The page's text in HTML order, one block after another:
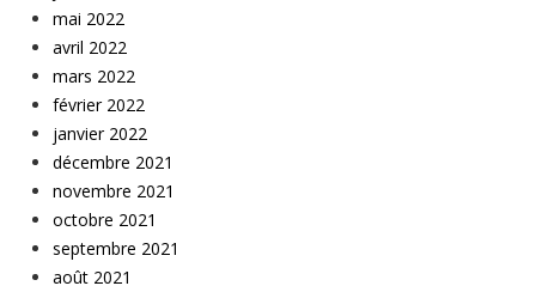
mai 2022
avril 2022
mars 2022
février 2022
janvier 2022
décembre 2021
novembre 2021
octobre 2021
septembre 2021
août 2021